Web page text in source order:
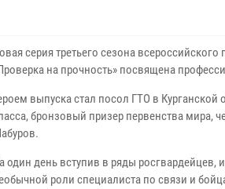
серия третьего сезона
на прочность» посвящена
выпуска стал посол ГТО в Курганской
бронзовый призер первенства мира,
один день вступив в ряды росгвардейцев,
роли специалиста по связи и